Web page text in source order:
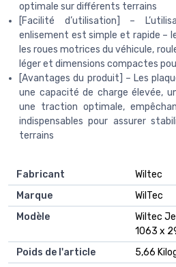
optimale sur différents terrains
[Facilité d’utilisation] –
enlisement est simple et rapide –
les roues motrices du véhicule,
léger et dimensions compactes
[Avantages du produit] – Les
une capacité de charge élevée,
une traction optimale,
indispensables pour assurer
terrains
Fabricant
‎Wiltec
Marque
‎WilTec
Modèle
‎Wiltec
1063 x
Poids de l'article
‎5,66